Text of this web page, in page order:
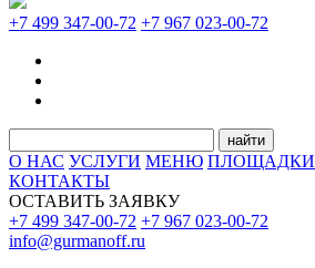
+7 499 347-00-72 +7 967 023-00-72
найти
О НАС УСЛУГИ МЕНЮ ПЛОЩАДКИ
КОНТАКТЫ
ОСТАВИТЬ ЗАЯВКУ
+7 499 347-00-72 +7 967 023-00-72
info@gurmanoff.ru